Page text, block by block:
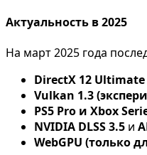
Актуальность в 2025
На март 2025 года
DirectX 12 Ultimate
Vulkan 1.3
PS5 Pro и Xbox
NVIDIA DLSS 3.5 и
WebGPU (только